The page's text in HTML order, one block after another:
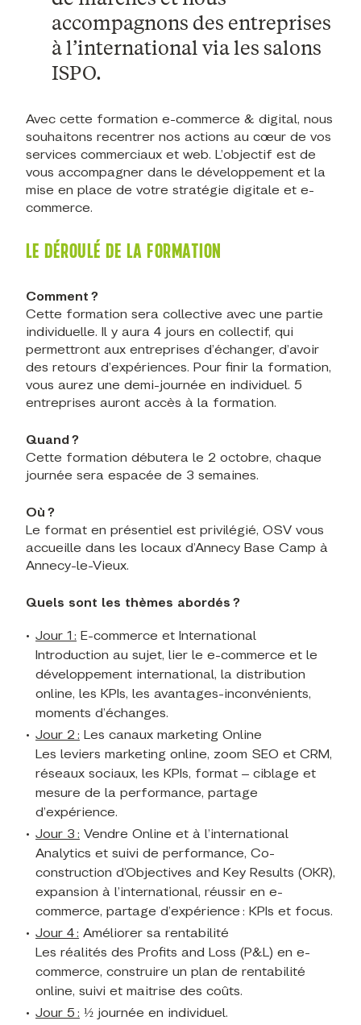
accompagnons des entreprises
à l’international via les salons
ISPO.
Avec cette formation e-commerce & digital, nous
souhaitons recentrer nos actions au cœur de vos
services commerciaux et web. L’objectif est de
vous accompagner dans le développement et la
mise en place de votre stratégie digitale et e-
commerce.
LE DÉROULÉ DE LA FORMATION
Comment ?
Cette formation sera collective avec une partie
individuelle. Il y aura 4 jours en collectif, qui
permettront aux entreprises d’échanger, d’avoir
des retours d’expériences. Pour finir la formation,
vous aurez une demi-journée en individuel. 5
entreprises auront accès à la formation.
Quand ?
Cette formation débutera le 2 octobre, chaque
journée sera espacée de 3 semaines.
Où ?
Le format en présentiel est privilégié, OSV vous
accueille dans les locaux d’Annecy Base Camp à
Annecy-le-Vieux.
Quels sont les thèmes abordés ?
Jour 1 : E-commerce et International
Introduction au sujet, lier le e-commerce et le
développement international, la distribution
online, les KPIs, les avantages-inconvénients,
moments d’échanges.
Jour 2 : Les canaux marketing Online
Les leviers marketing online, zoom SEO et CRM,
réseaux sociaux, les KPIs, format – ciblage et
mesure de la performance, partage
d’expérience.
Jour 3 : Vendre Online et à l’international
Analytics et suivi de performance, Co-
construction d’Objectives and Key Results (OKR),
expansion à l’international, réussir en e-
commerce, partage d’expérience : KPIs et focus.
Jour 4 : Améliorer sa rentabilité
Les réalités des Profits and Loss (P&L) en e-
commerce, construire un plan de rentabilité
online, suivi et maitrise des coûts.
Jour 5 : ½ journée en individuel.